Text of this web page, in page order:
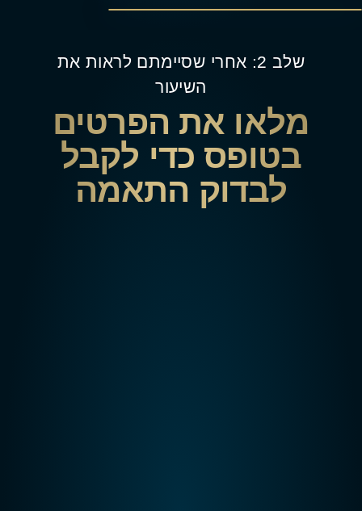
שלב 2: אחרי שסיימתם לראות את
השיעור
מלאו את הפרטים
בטופס כדי לקבל
לבדוק התאמה